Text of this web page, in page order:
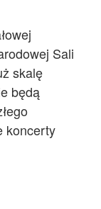
Sali
skalę
będą
koncerty